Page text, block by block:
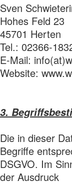
Sven
Hohes Feld 23
45701 Herten
Tel.: 02366-
E-Mail:
Website:
3.
Die in dieser
Begriffe
DSGVO. Im
der Ausdruck